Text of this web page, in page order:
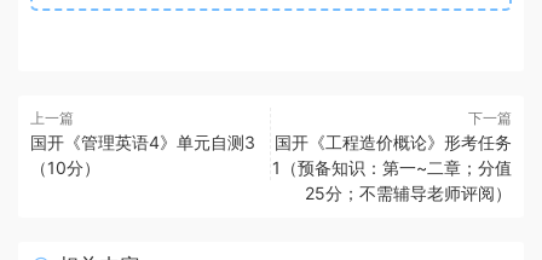
上一篇
国开《管理英语4》单元自测3
（10分）
下一篇
国开《工程造价概论》形考任务
1（预备知识：第一~二章；分值
25分；不需辅导老师评阅）